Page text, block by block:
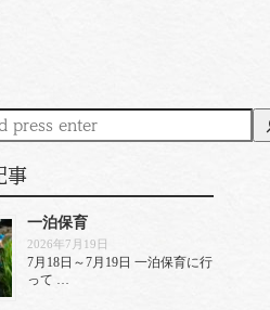
事
一泊保育
2026年7月19日
7月18日～7月19日 一泊保育に行
って …